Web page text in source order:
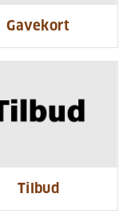
Gavekort
Tilbud